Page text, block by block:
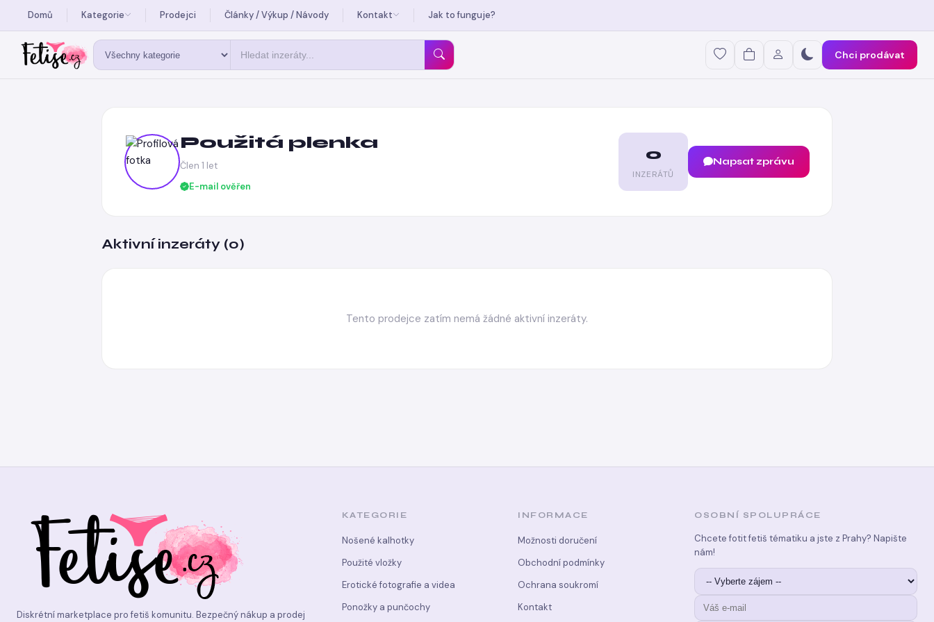
Domů Kategorie Prodejci Články / Výkup / Návody Kontakt Jak to funguje?
Chci prodávat
Použitá plenka
Člen 1 let
E-mail ověřen
0
INZERÁTŮ
Napsat zprávu
Aktivní inzeráty (0)
Tento prodejce zatím nemá žádné aktivní inzeráty.
Diskrétní marketplace pro fetiš komunitu. Bezpečný nákup a prodej
KATEGORIE
Nošené kalhotky
Použité vložky
Erotické fotografie a videa
Ponožky a punčochy
INFORMACE
Možnosti doručení
Obchodní podmínky
Ochrana soukromí
Kontakt
OSOBNÍ SPOLUPRÁCE
Chcete fotit fetiš tématiku a jste z Prahy? Napište
nám!